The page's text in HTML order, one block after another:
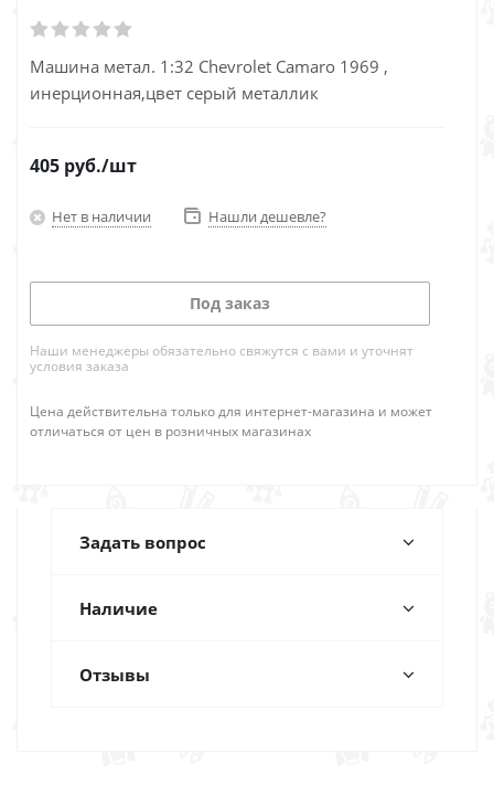
Машина метал. 1:32 Chevrolet Camaro 1969 ,
инерционная,цвет серый металлик
405 руб./шт
Нет в наличии Нашли дешевле?
Под заказ
Наши менеджеры обязательно свяжутся с вами и уточнят
условия заказа
Цена действительна только для интернет-магазина и может
отличаться от цен в розничных магазинах
Задать вопрос
Наличие
Отзывы